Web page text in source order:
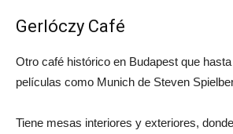
Gerlóczy Café
Otro café histórico en Budapest que
películas como Munich de Steven
Tiene mesas interiores y exteriores,